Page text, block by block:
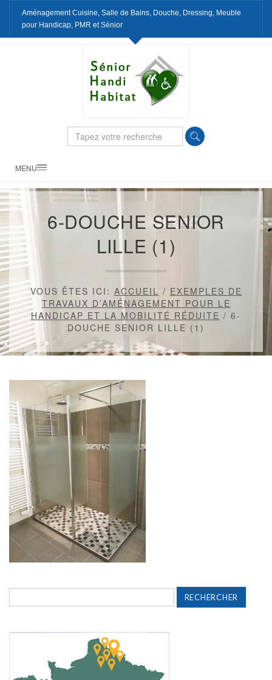
Aménagement Cuisine, Salle de Bains, Douche, Dressing, Meuble
pour Handicap, PMR et Sénior
MENU
6-DOUCHE SENIOR
LILLE (1)
VOUS ÊTES ICI: ACCUEIL / EXEMPLES DE
TRAVAUX D’AMÉNAGEMENT POUR LE
HANDICAP ET LA MOBILITÉ RÉDUITE / 6-
DOUCHE SENIOR LILLE (1)
Rechercher :